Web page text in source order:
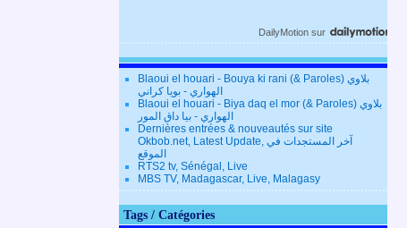
DailyMotion sur
Blaoui el houari - Bouya ki rani (& Paroles) بلاوي
الهواري - بويا كراني
Blaoui el houari - Biya daq el mor (& Paroles) بلاوي
الهواري - بيا داق المور
Dernières entrées & nouveautés sur site
Okbob.net, Latest Update, آخر المستجدات في
الموقع
RTS2 tv, Sénégal, Live
MBS TV, Madagascar, Live, Malagasy
Tags / Catégories